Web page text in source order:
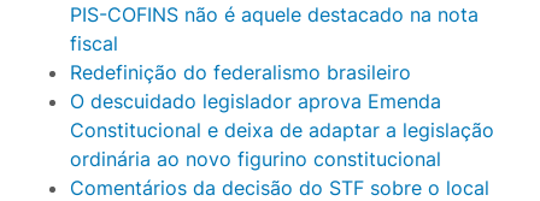
PIS-COFINS não é aquele destacado na nota
fiscal
Redefinição do federalismo brasileiro
O descuidado legislador aprova Emenda
Constitucional e deixa de adaptar a legislação
ordinária ao novo figurino constitucional
Comentários da decisão do STF sobre o local